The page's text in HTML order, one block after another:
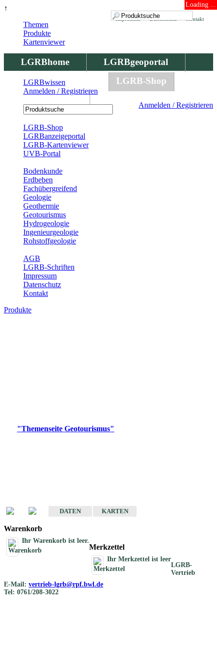
↑ Loading ...
Kontakt
Datenschutz
Impressum
LGRBhome
LGRBgeoportal
LGRBbohrungen
LGRB-Shop
Anmelden / Registrieren
Themen
Produkte
Kartenviewer
LGRBwissen
Anmelden / Registrieren
LGRB-Shop
LGRBanzeigeportal
LGRB-Kartenviewer
UVB-Portal
Bodenkunde
Erdbeben
Fachübergreifend
Geologie
Geothermie
Geotourismus
Hydrogeologie
Ingenieurgeologie
Rohstoffgeologie
AGB
LGRB-Schriften
Impressum
Datenschutz
Kontakt
Produkte
"Themenseite Geotourismus"
DATEN
KARTEN
Warenkorb
Ihr Warenkorb ist leer.
Merkzettel
Ihr Merkzettel ist leer
LGRB-
Vertrieb
E-Mail: vertrieb-lgrb@rpf.bwl.de
Tel: 0761/208-3022